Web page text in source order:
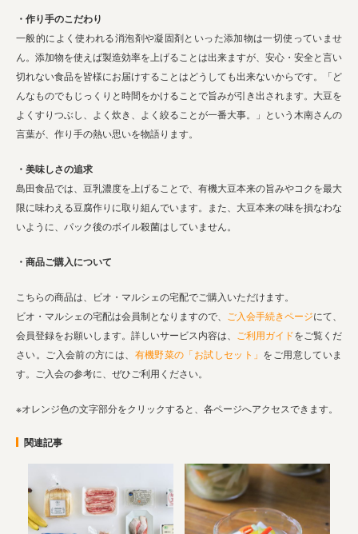
・作り手のこだわり
一般的によく使われる消泡剤や凝固剤といった添加物は一切使っていませ
ん。添加物を使えば製造効率を上げることは出来ますが、安心・安全と言い
切れない食品を皆様にお届けすることはどうしても出来ないからです。「ど
んなものでもじっくりと時間をかけることで旨みが引き出されます。大豆を
よくすりつぶし、よく炊き、よく絞ることが一番大事。」という木南さんの
言葉が、作り手の熱い思いを物語ります。
・美味しさの追求
島田食品では、 豆乳濃度を上げることで、有機大豆本来の旨みやコクを最大
限に味わえる豆腐作りに取り組んでいます。また、大豆本来の味を損なわな
いように、パック後のボイル殺菌はしていません。
・商品ご購入について
こちらの商品は、ビオ・マルシェの宅配でご購入いただけます。
ビオ・マルシェの宅配は会員制となりますので、 ご入会手続きページにて、
会員登録をお願いします。詳しいサービス内容は、 ご利用ガイドをご覧くだ
さい。ご入会前の方には、 有機野菜の「お試しセット」 をご用意していま
す。ご入会の参考に、ぜひご利用ください。
※オレンジ色の文字部分をクリックすると、各ページへアクセスできます。
関連記事